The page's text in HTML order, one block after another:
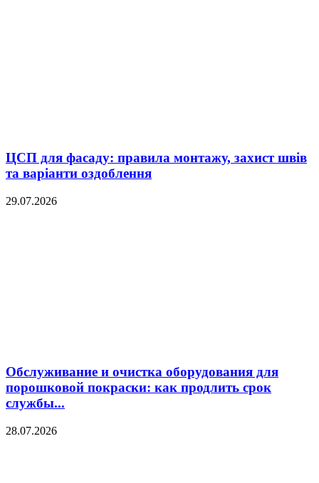
ЦСП для фасаду: правила монтажу, захист швів
та варіанти оздоблення
29.07.2026
Обслуживание и очистка оборудования для
порошковой покраски: как продлить срок
службы...
28.07.2026